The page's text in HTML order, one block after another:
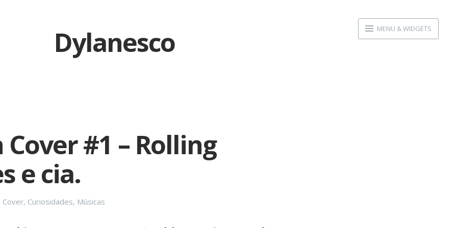
MENU & WIDGETS
Dylanesco
Cover #1 – Rolling
e cia.
Categories
Cover, Curiosidades, Músicas